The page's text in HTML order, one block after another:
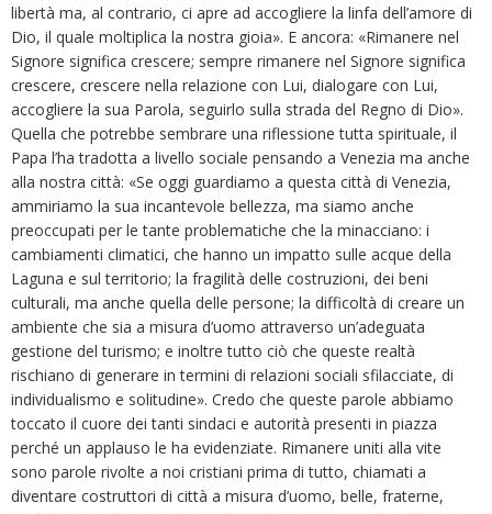
libertà ma, al contrario, ci apre ad accogliere la linfa dell’amore di
Dio, il quale moltiplica la nostra gioia». E ancora: «Rimanere nel
Signore significa crescere; sempre rimanere nel Signore significa
crescere, crescere nella relazione con Lui, dialogare con Lui,
accogliere la sua Parola, seguirlo sulla strada del Regno di Dio».
Quella che potrebbe sembrare una riflessione tutta spirituale, il
Papa l’ha tradotta a livello sociale pensando a Venezia ma anche
alla nostra città: «Se oggi guardiamo a questa città di Venezia,
ammiriamo la sua incantevole bellezza, ma siamo anche
preoccupati per le tante problematiche che la minacciano: i
cambiamenti climatici, che hanno un impatto sulle acque della
Laguna e sul territorio; la fragilità delle costruzioni, dei beni
culturali, ma anche quella delle persone; la difficoltà di creare un
ambiente che sia a misura d’uomo attraverso un’adeguata
gestione del turismo; e inoltre tutto ciò che queste realtà
rischiano di generare in termini di relazioni sociali sfilacciate, di
individualismo e solitudine». Credo che queste parole abbiamo
toccato il cuore dei tanti sindaci e autorità presenti in piazza
perché un applauso le ha evidenziate. Rimanere uniti alla vite
sono parole rivolte a noi cristiani prima di tutto, chiamati a
diventare costruttori di città a misura d’uomo, belle, fraterne,